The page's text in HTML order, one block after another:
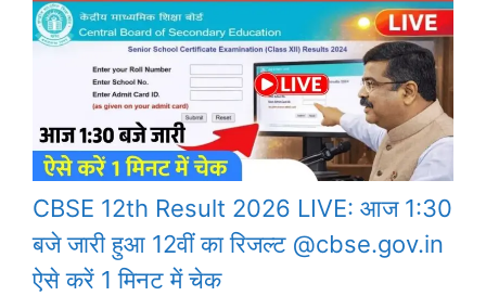
CBSE 12th Result 2026 LIVE: आज 1:30
बजे जारी हुआ 12वीं का रिजल्ट @cbse.gov.in
ऐसे करें 1 मिनट में चेक